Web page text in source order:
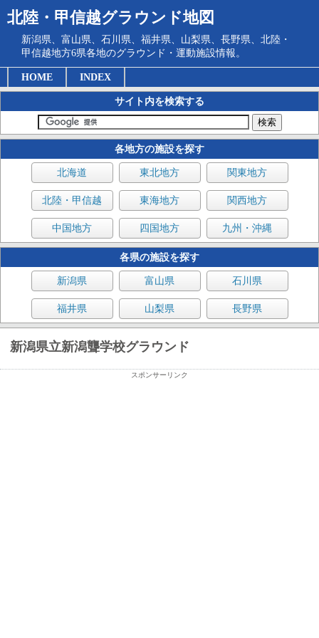
北陸・甲信越グラウンド地図
新潟県、富山県、石川県、福井県、山梨県、長野県、北陸・
甲信越地方6県各地のグラウンド・運動施設情報。
HOME INDEX
サイト内を検索する
各地方の施設を探す
北海道 東北地方 関東地方
北陸・甲信越 東海地方 関西地方
中国地方 四国地方 九州・沖縄
各県の施設を探す
新潟県 富山県 石川県
福井県 山梨県 長野県
新潟県立新潟聾学校グラウンド
スポンサーリンク